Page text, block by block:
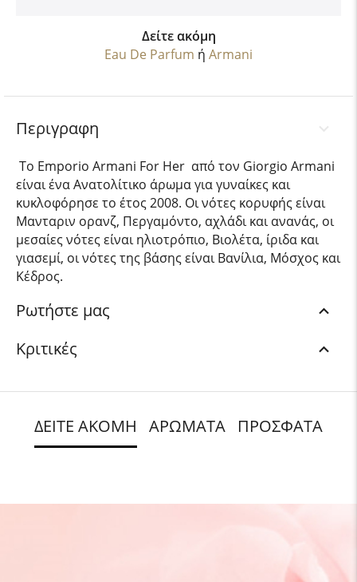
Δείτε ακόμη
Eau De Parfum ή Armani
Περιγραφη
Το Emporio Armani For Her από τον Giorgio Armani
είναι ένα Ανατολίτικο άρωμα για γυναίκες και
κυκλοφόρησε το έτος 2008. Οι νότες κορυφής είναι
Μανταριν ορανζ, Περγαμόντο, αχλάδι και ανανάς, οι
μεσαίες νότες είναι ηλιοτρόπιο, Βιολέτα, ίριδα και
γιασεμί, οι νότες της βάσης είναι Βανίλια, Μόσχος και
Κέδρος.
Ρωτήστε μας
Κριτικές
ΔΕΙΤΕ ΑΚΟΜΗ ΑΡΩΜΑΤΑ ΠΡΟΣΦΑΤΑ